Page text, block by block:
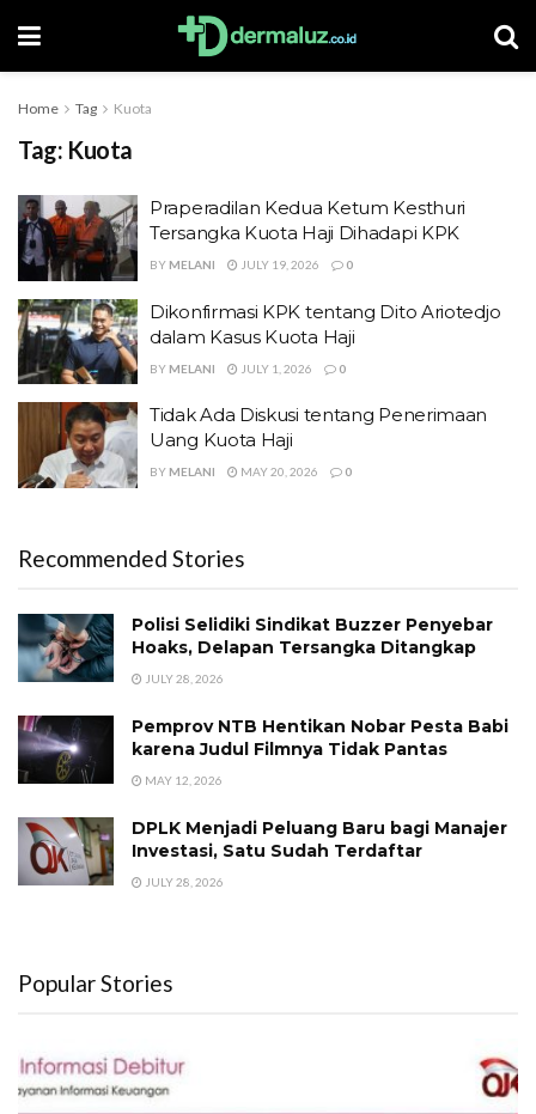
Home Tag Kuota
Tag: Kuota
Praperadilan Kedua Ketum Kesthuri
Tersangka Kuota Haji Dihadapi KPK
BY MELANI JULY 19, 2026 0
Dikonfirmasi KPK tentang Dito Ariotedjo
dalam Kasus Kuota Haji
BY MELANI JULY 1, 2026 0
Tidak Ada Diskusi tentang Penerimaan
Uang Kuota Haji
BY MELANI MAY 20, 2026 0
Recommended Stories
Polisi Selidiki Sindikat Buzzer Penyebar
Hoaks, Delapan Tersangka Ditangkap
JULY 28, 2026
Pemprov NTB Hentikan Nobar Pesta Babi
karena Judul Filmnya Tidak Pantas
MAY 12, 2026
DPLK Menjadi Peluang Baru bagi Manajer
Investasi, Satu Sudah Terdaftar
JULY 28, 2026
Popular Stories